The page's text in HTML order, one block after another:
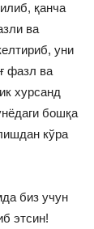
қанча
ва
уни
фазл ва
хурсанд
бошқа
кўра
биз учун
этсин!